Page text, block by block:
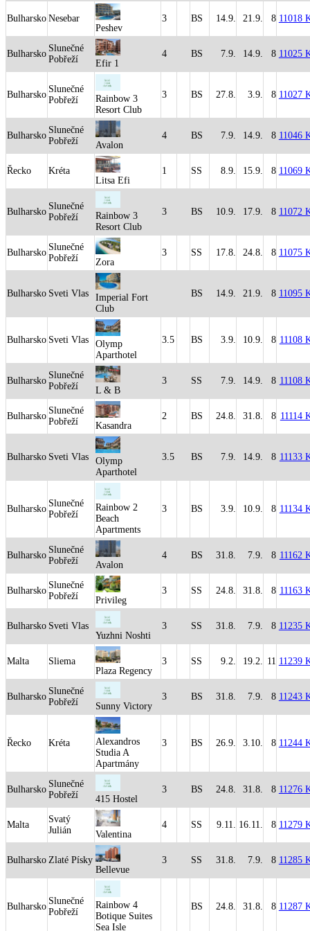
Bulharsko Nesebar
Peshev
3 BS 14.9. 21.9. 8 11018
Bulharsko
Slunečné
Pobřeží
Efir 1
4 BS 7.9. 14.9. 8 11025
Bulharsko
Slunečné
Pobřeží
Rainbow 3
Resort Club
3 BS 27.8. 3.9. 8 11027
Bulharsko
Slunečné
Pobřeží
Avalon
4 BS 7.9. 14.9. 8 11046
Řecko
Kréta
Litsa Efi
1 SS 8.9. 15.9. 8 11069
Bulharsko
Slunečné
Pobřeží
Rainbow 3
Resort Club
3 BS 10.9. 17.9. 8 11072
Bulharsko
Slunečné
Pobřeží
Zora
3 SS 17.8. 24.8. 8 11075
Bulharsko Sveti Vlas
Imperial Fort
Club
BS 14.9. 21.9. 8 11095
Bulharsko Sveti Vlas
Olymp
Aparthotel
3.5 BS 3.9. 10.9. 8 11108
Bulharsko
Slunečné
Pobřeží
L & B
3 SS 7.9. 14.9. 8 11108
Bulharsko
Slunečné
Pobřeží
Kasandra
2 BS 24.8. 31.8. 8 11114
Bulharsko Sveti Vlas
Olymp
Aparthotel
3.5 BS 7.9. 14.9. 8 11133
Bulharsko
Slunečné
Pobřeží
Rainbow 2
Beach
Apartments
3 BS 3.9. 10.9. 8 11134
Bulharsko
Slunečné
Pobřeží
Avalon
4 BS 31.8. 7.9. 8 11162
Bulharsko
Slunečné
Pobřeží
Privileg
3 SS 24.8. 31.8. 8 11163
Bulharsko Sveti Vlas
Yuzhni Noshti
3 SS 31.8. 7.9. 8 11235
Malta
Sliema
Plaza Regency
3 SS 9.2. 19.2. 11 11239
Bulharsko
Slunečné
Pobřeží
Sunny Victory
3 BS 31.8. 7.9. 8 11243
Řecko Kréta
Alexandros
Studia A
Apartmány
3 BS 26.9. 3.10. 8 11244
Bulharsko
Slunečné
Pobřeží
415 Hostel
3 BS 24.8. 31.8. 8 11276
Malta
Svatý
Julián
Valentina
4 SS 9.11. 16.11. 8 11279
Bulharsko Zlaté Písky
Bellevue
3 SS 31.8. 7.9. 8 11285
Bulharsko
Slunečné
Pobřeží
Rainbow 4
Botique Suites
Sea Isle
BS 24.8. 31.8. 8 11287